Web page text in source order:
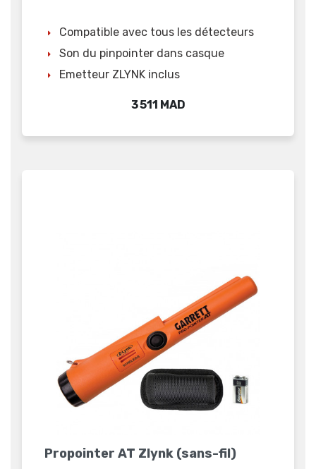
Compatible avec tous les détecteurs
Son du pinpointer dans casque
Emetteur ZLYNK inclus
Prix
3 511 MAD
Propointer AT Zlynk (sans-fil)